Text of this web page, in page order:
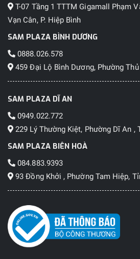
T-07 Tầng 1 TTTM Gigamall Phạm
Vạn Cân, P. Hiệp Bình
SAM PLAZA BÌNH DƯƠNG
0888.026.578
459 Đại Lộ Bình Dương, Phường
SAM PLAZA DĨ AN
0949.022.772
229 Lý Thường Kiệt, Phường Dĩ An ,
SAM PLAZA BIÊN HOÀ
084.883.9393
93 Đồng Khởi , Phường Tam Hiệp,